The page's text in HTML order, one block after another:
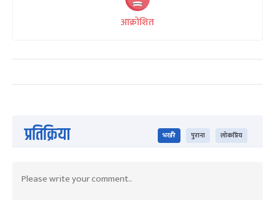
आक्रोशित
प्रतिक्रिया भर्खरै पुराना लोकप्रिय